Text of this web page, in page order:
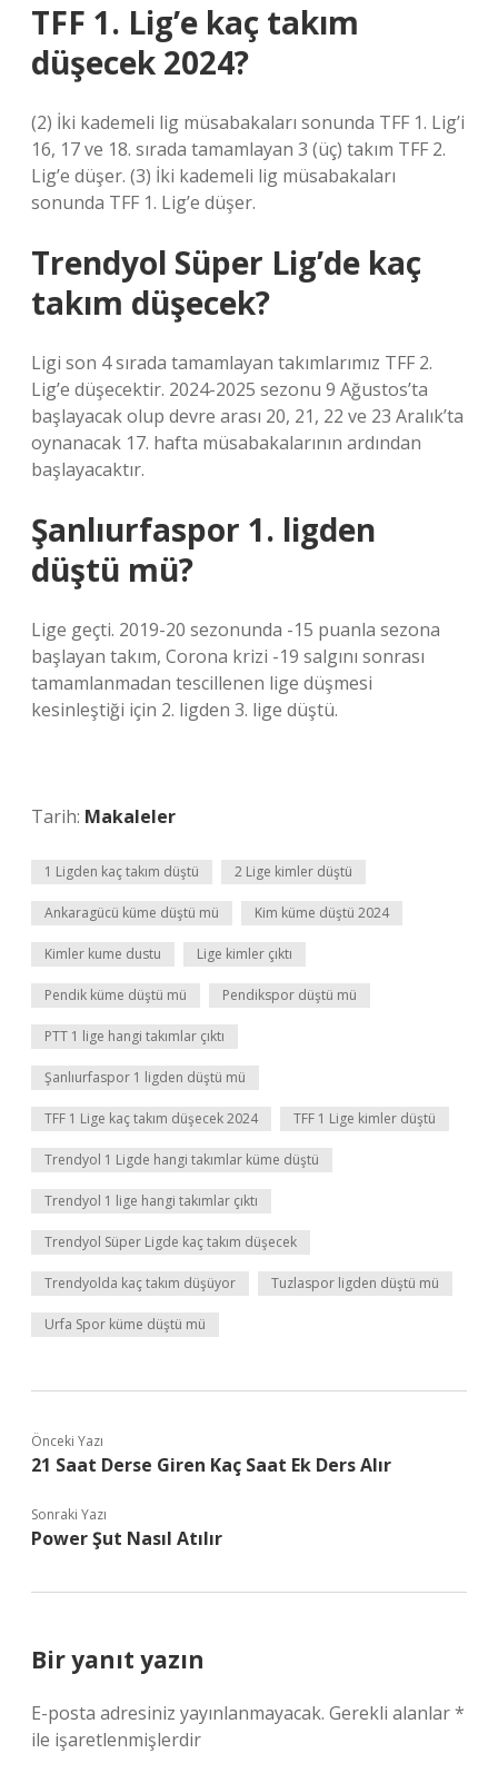
TFF 1. Lig’e kaç takım
düşecek 2024?
(2) İki kademeli lig müsabakaları sonunda TFF 1. Lig’i
16, 17 ve 18. sırada tamamlayan 3 (üç) takım TFF 2.
Lig’e düşer. (3) İki kademeli lig müsabakaları
sonunda TFF 1. Lig’e düşer.
Trendyol Süper Lig’de kaç
takım düşecek?
Ligi son 4 sırada tamamlayan takımlarımız TFF 2.
Lig’e düşecektir. 2024-2025 sezonu 9 Ağustos’ta
başlayacak olup devre arası 20, 21, 22 ve 23 Aralık’ta
oynanacak 17. hafta müsabakalarının ardından
başlayacaktır.
Şanlıurfaspor 1. ligden
düştü mü?
Lige geçti. 2019-20 sezonunda -15 puanla sezona
başlayan takım, Corona krizi -19 salgını sonrası
tamamlanmadan tescillenen lige düşmesi
kesinleştiği için 2. ligden 3. lige düştü.
Tarih: Makaleler
1 Ligden kaç takım düştü 2 Lige kimler düştü
Ankaragücü küme düştü mü Kim küme düştü 2024
Kimler kume dustu Lige kimler çıktı
Pendik küme düştü mü Pendikspor düştü mü
PTT 1 lige hangi takımlar çıktı
Şanlıurfaspor 1 ligden düştü mü
TFF 1 Lige kaç takım düşecek 2024 TFF 1 Lige kimler düştü
Trendyol 1 Ligde hangi takımlar küme düştü
Trendyol 1 lige hangi takımlar çıktı
Trendyol Süper Ligde kaç takım düşecek
Trendyolda kaç takım düşüyor Tuzlaspor ligden düştü mü
Urfa Spor küme düştü mü
Önceki Yazı
21 Saat Derse Giren Kaç Saat Ek Ders Alır
Sonraki Yazı
Power Şut Nasıl Atılır
Bir yanıt yazın
E-posta adresiniz yayınlanmayacak. Gerekli alanlar*
ile işaretlenmişlerdir